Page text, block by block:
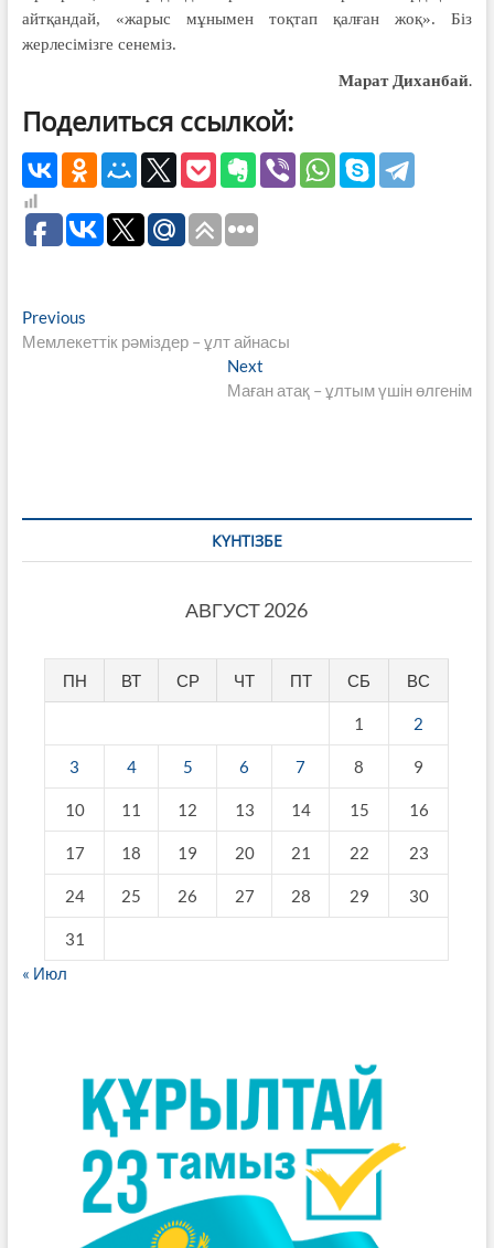
айтқандай, «жарыс мұнымен тоқтап қалған жоқ». Біз
жерлесімізге сенеміз.
Марат Диханбай
Поделиться ссылкой:
Навигация
по
PreviousPrevious
post:
Мемлекеттік рәміздер – ұлт айнасы
Next
post:
Маған атақ – ұлтым үшін өлгенім
КҮНТІЗБЕ
АВГУСТ 2026
ПН ВТ СР ЧТ ПТ СБ ВС
1 2
3 4 5 6 7 8 9
10 11 12 13 14 15 16
17 18 19 20 21 22 23
24 25 26 27 28 29 30
31
« Июл